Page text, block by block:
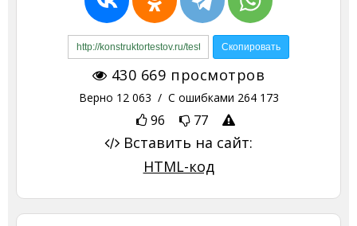
430 669 просмотров
Верно 12 063 / С ошибками 264 173
96 77
Вставить на сайт:
HTML-код